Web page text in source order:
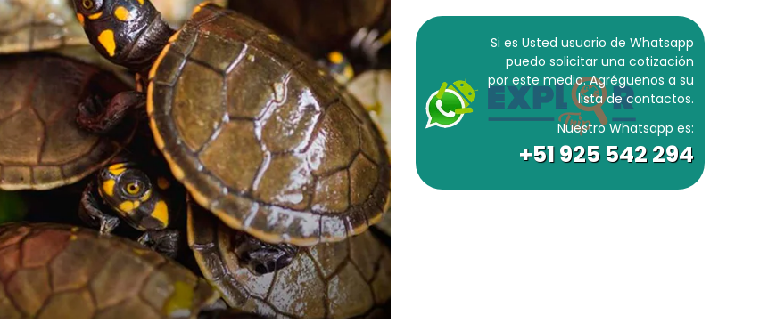
Si es Usted usuario de Whatsapp
puedo solicitar una cotización
por este medio. Agréguenos a su
lista de contactos.
Nuestro Whatsapp es:
+51 925 542 294